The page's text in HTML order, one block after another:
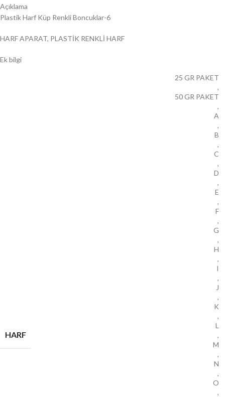
Açıklama
Plastik Harf Küp Renkli Boncuklar-6
HARF APARAT, PLASTİK RENKLİ HARF
Ek bilgi
HARF
25 GR PAKET
,
50 GR PAKET
,
A
,
B
,
C
,
D
,
E
,
F
,
G
,
H
,
I
,
J
,
K
,
L
,
M
,
N
,
O
,